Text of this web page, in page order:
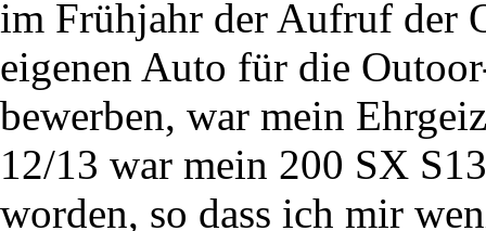
im Frühjahr der Aufruf der
eigenen Auto für die
bewerben, war mein
12/13 war mein 200 SX
worden, so dass ich mir